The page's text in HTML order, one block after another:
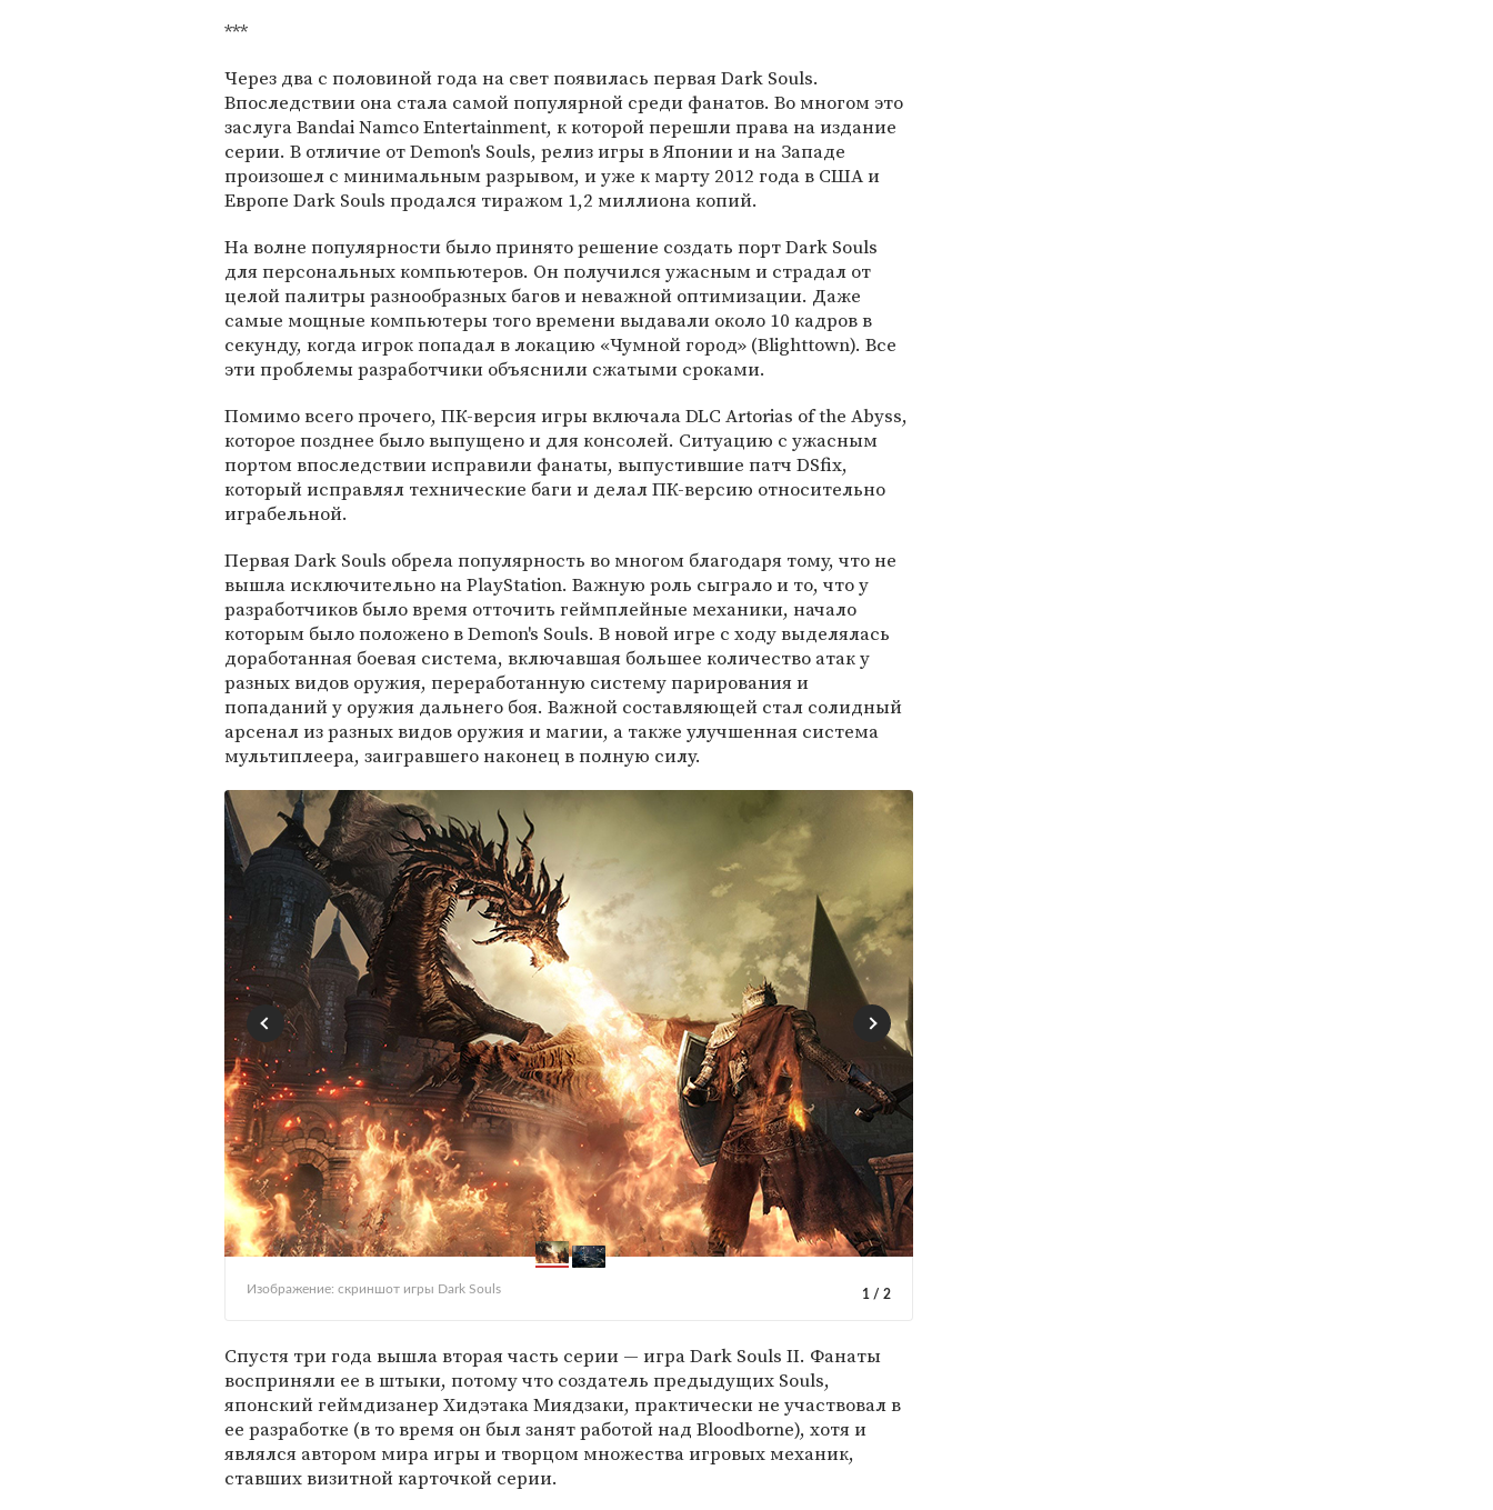
***
Через два с половиной года на свет появилась первая Dark Souls.
Впоследствии она стала самой популярной среди фанатов. Во многом это
заслуга Bandai Namco Entertainment, к которой перешли права на издание
серии. В отличие от Demon's Souls, релиз игры в Японии и на Западе
произошел с минимальным разрывом, и уже к марту 2012 года в США и
Европе Dark Souls продался тиражом 1,2 миллиона копий.
На волне популярности было принято решение создать порт Dark Souls
для персональных компьютеров. Он получился ужасным и страдал от
целой палитры разнообразных багов и неважной оптимизации. Даже
самые мощные компьютеры того времени выдавали около 10 кадров в
секунду, когда игрок попадал в локацию «Чумной город» (Blighttown). Все
эти проблемы разработчики объяснили сжатыми сроками.
Помимо всего прочего, ПК-версия игры включала DLC Artorias of the Abyss,
которое позднее было выпущено и для консолей. Ситуацию с ужасным
портом впоследствии исправили фанаты, выпустившие патч DSfix,
который исправлял технические баги и делал ПК-версию относительно
играбельной.
Первая Dark Souls обрела популярность во многом благодаря тому, что не
вышла исключительно на PlayStation. Важную роль сыграло и то, что у
разработчиков было время отточить геймплейные механики, начало
которым было положено в Demon's Souls. В новой игре с ходу выделялась
доработанная боевая система, включавшая большее количество атак у
разных видов оружия, переработанную систему парирования и
попаданий у оружия дальнего боя. Важной составляющей стал солидный
арсенал из разных видов оружия и магии, а также улучшенная система
мультиплеера, заигравшего наконец в полную силу.
1 / 2
Изображение: скриншот игры Dark Souls
Спустя три года вышла вторая часть серии — игра Dark Souls II. Фанаты
восприняли ее в штыки, потому что создатель предыдущих Souls,
японский геймдизанер Хидэтака Миядзаки, практически не участвовал в
ее разработке (в то время он был занят работой над Bloodborne), хотя и
являлся автором мира игры и творцом множества игровых механик,
ставших визитной карточкой серии.